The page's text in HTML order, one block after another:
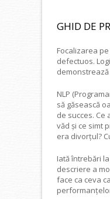
GHID DE
Focalizarea
defectuos.
NLP
să găsească
de succes.
văd și ce simt
era divorțul?
Iată întrebări
descriere a
face ca ceva